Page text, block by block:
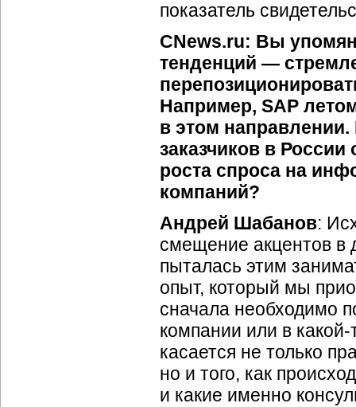
показатель
CNews.ru: Вы
тенденций —
Например, SAP
в этом
заказчиков в
роста спроса на
компаний?
Андрей Шабанов:
смещение акцентов в
пыталась этим
опыт, который мы
сначала необходимо
компании или в какой-
касается не только
но и того, как
и какие именно